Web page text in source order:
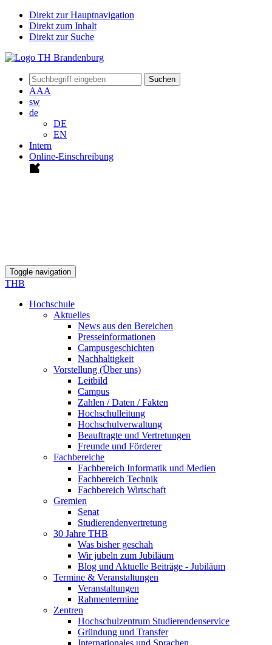
Direkt zur Hauptnavigation
Direkt zum Inhalt
Direkt zur Suche
Suchen
AAA
sw
de
DE
EN
Intern
Online-Einschreibung
Toggle navigation
THB
Hochschule
Aktuelles
News aus den Bereichen
Presseinformationen
Campusgeschichten
Nachhaltigkeit
Vorstellung (Über uns)
Leitbild
Campus
Zahlen / Daten / Fakten
Hochschulleitung
Hochschulverwaltung
Beauftragte und Vertretungen
Freunde und Förderer
Fachbereiche
Fachbereich Informatik und Medien
Fachbereich Technik
Fachbereich Wirtschaft
Gremien
Senat
Studierendenvertretung
30 Jahre THB
Was bisher geschah
Wir jubeln zum Jubiläum
Blog und Aktuelle Beiträge - Jubiläum
Termine & Veranstaltungen
Veranstaltungen
Rahmentermine
Zentren
Hochschulzentrum Studierendenservice
Gründung und Transfer
Internationales und Sprachen